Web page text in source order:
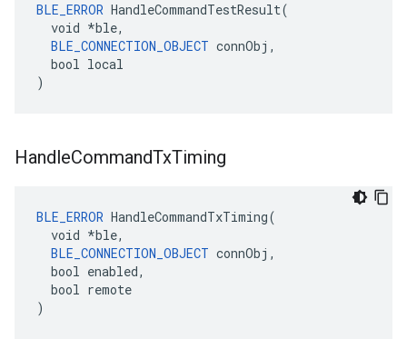
BLE_ERROR HandleCommandTestResult(
  void *ble,
BLE_CONNECTION_OBJECT connObj,
  bool local
)
HandleCommandTxTiming
BLE_ERROR HandleCommandTxTiming(
  void *ble,
BLE_CONNECTION_OBJECT connObj,
  bool enabled,
  bool remote
)